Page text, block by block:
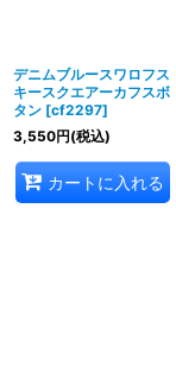
デニムブルースワロフス
キースクエアーカフスボ
タン [cf2297]
3,550円(税込)
カートに入れる